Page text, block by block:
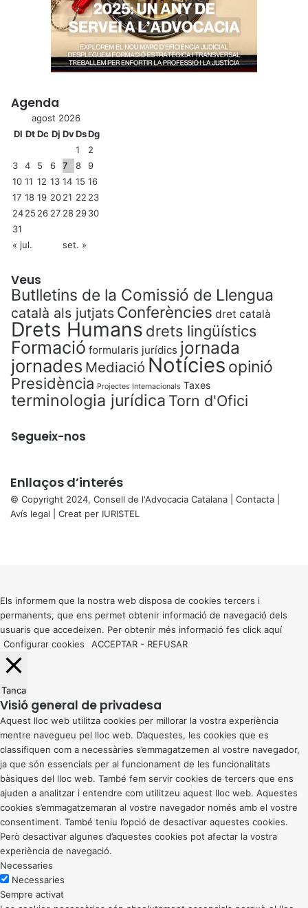
Agenda
agost 2026
Dl DtDc Dj DvDsDg
1
2
3
4 5 6 7 8
9
10 11 12 13 14 15 16
17 18 19 2021 22 23
2425 26 27 28 2930
31
« jul.
set. »
Veus
Butlletins de la Comissió de Llengua
català als jutjats Conferències dret català
Drets Humans drets lingüístics
Formació formularis jurídics jornada
jornades Mediació Notícies opinió
Presidència Projectes Internacionals Taxes
terminologia jurídica Torn d'Ofici
Segueix-nos
Enllaços d’interés
© Copyright 2024, Consell de l'Advocacia Catalana | Contacta
Avís legal | Creat per IURISTEL
button
Els informem que la nostra web disposa de cookies tercers i
permanents, que ens permet obtenir informació de navegació dels
usuaris que accedeixen. Per obtenir més informació fes click aquí
Configurar cookies
ACCEPTAR - REFUSAR
Tanca
Visió general de privadesa
Aquest lloc web utilitza cookies per millorar la vostra experiència
mentre navegueu pel lloc web. D’aquestes, les cookies que es
classifiquen com a necessàries s’emmagatzemen al vostre navegador,
ja que són essencials per al funcionament de les funcionalitats
bàsiques del lloc web. També fem servir cookies de tercers que ens
ajuden a analitzar i entendre com utilitzeu aquest lloc web. Aquestes
cookies s’emmagatzemaran al vostre navegador només amb el vostre
consentiment. També teniu l’opció de desactivar aquestes cookies.
Però desactivar algunes d’aquestes cookies pot afectar la vostra
experiència de navegació.
Necessaries
Necessaries
Sempre activat